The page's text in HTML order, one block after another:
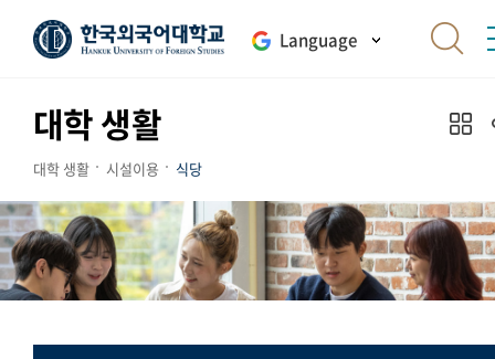
Language
대학 생활
대학 생활 시설이용 식당